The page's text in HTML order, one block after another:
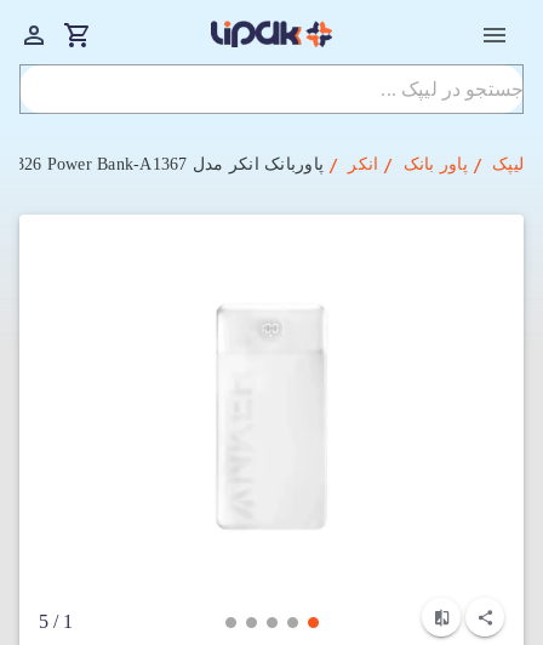
لیپک پاور بانک انکر پاوربانک انکر مدل Anker 326 Power Bank-A1367 با ظرفیت 20000 میلی‌ آمپر ساعت
1
/ 5